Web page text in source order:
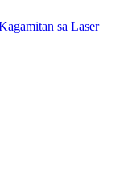
sa Laser